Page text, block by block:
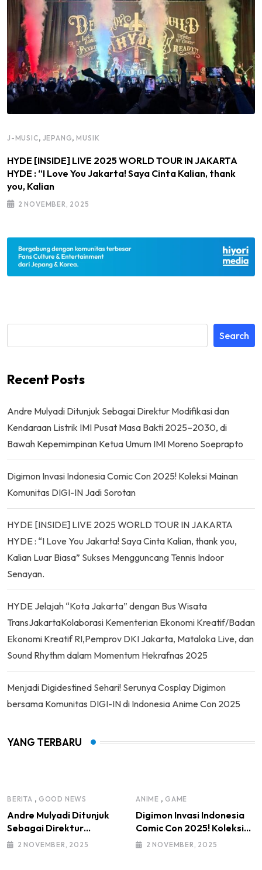
J-MUSIC, JEPANG,MUSIK
HYDE [INSIDE] LIVE 2025 WORLD TOUR IN JAKARTA
HYDE : “I Love You Jakarta! Saya Cinta Kalian, thank
you, Kalian
2 NOVEMBER, 2025
Search
Recent Posts
Andre Mulyadi Ditunjuk Sebagai Direktur Modifikasi dan
Kendaraan Listrik IMI Pusat Masa Bakti 2025–2030, di
Bawah Kepemimpinan Ketua Umum IMI Moreno Soeprapto
Digimon Invasi Indonesia Comic Con 2025! Koleksi Mainan
Komunitas DIGI-IN Jadi Sorotan
HYDE [INSIDE] LIVE 2025 WORLD TOUR IN JAKARTA
HYDE : “I Love You Jakarta! Saya Cinta Kalian, thank you,
Kalian Luar Biasa” Sukses Mengguncang Tennis Indoor
Senayan.
HYDE Jelajah “Kota Jakarta” dengan Bus Wisata
TransJakartaKolaborasi Kementerian Ekonomi Kreatif/Badan
Ekonomi Kreatif RI,Pemprov DKI Jakarta, Mataloka Live, dan
Sound Rhythm dalam Momentum Hekrafnas 2025
Menjadi Digidestined Sehari! Serunya Cosplay Digimon
bersama Komunitas DIGI-IN di Indonesia Anime Con 2025
YANG TERBARU
BERITA , GOOD NEWS
Andre Mulyadi Ditunjuk
Sebagai Direktur
Modifikasi dan Kendaraan
2 NOVEMBER, 2025
ANIME , GAME
Digimon Invasi Indonesia
Comic Con 2025! Koleksi
Mainan Komunitas DIGI-IN
2 NOVEMBER, 2025